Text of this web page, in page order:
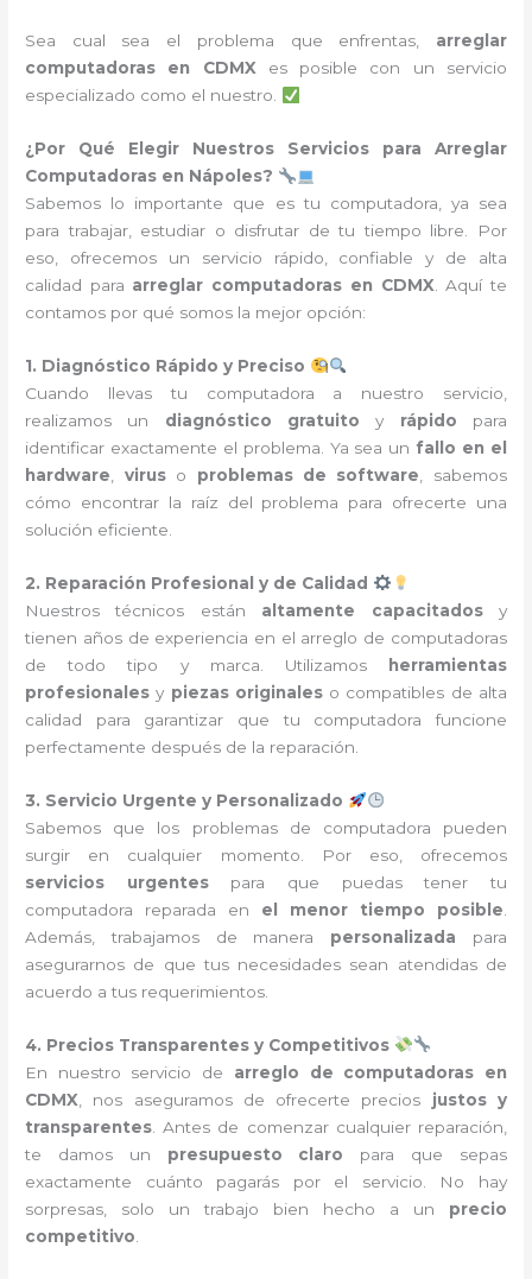
Sea cual sea el problema que enfrentas, arreglar
computadoras en CDMXes posible con un servicio
especializado como el nuestro.
¿Por Qué Elegir Nuestros Servicios para Arreglar
Computadoras en Nápoles?
Sabemos lo importante que es tu computadora, ya sea
para trabajar, estudiar o disfrutar de tu tiempo libre. Por
eso, ofrecemos un servicio rápido, confiable y de alta
calidad para arreglar computadoras en CDMX. Aquí te
contamos por qué somos la mejor opción:
1. Diagnóstico Rápido y Preciso
Cuando llevas tu computadora a nuestro servicio,
realizamos un diagnóstico gratuito y rápido para
identificar exactamente el problema. Ya sea un fallo en el
hardware
viruso problemas de software , sabemos
cómo encontrar la raíz del problema para ofrecerte una
solución eficiente.
2. Reparación Profesional y de Calidad
Nuestros técnicos están altamente capacitadosy
tienen años de experiencia en el arreglo de computadoras
de todo tipo y marca. Utilizamos
herramientas
profesionales y piezas originaleso compatibles de alta
calidad para garantizar que tu computadora funcione
perfectamente después de la reparación.
3. Servicio Urgente y Personalizado
Sabemos que los problemas de computadora pueden
surgir en cualquier momento. Por eso, ofrecemos
servicios urgentespara que puedas tener tu
computadora reparada en el menor tiempo posible
Además, trabajamos de manera personalizada para
asegurarnos de que tus necesidades sean atendidas de
acuerdo a tus requerimientos.
4. Precios Transparentes y Competitivos
En nuestro servicio de arreglo de computadoras en
CDMX , nos aseguramos de ofrecerte precios justos y
transparentes . Antes de comenzar cualquier reparación,
te damos un presupuesto claro para que sepas
exactamente cuánto pagarás por el servicio. No hay
sorpresas, solo un trabajo bien hecho a un precio
competitivo